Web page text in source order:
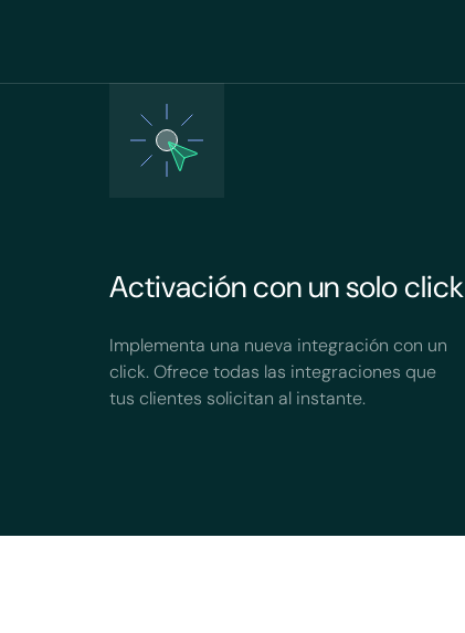
Activación con un solo click
Implementa una nueva integración con un
click. Ofrece todas las integraciones que
tus clientes solicitan al instante.